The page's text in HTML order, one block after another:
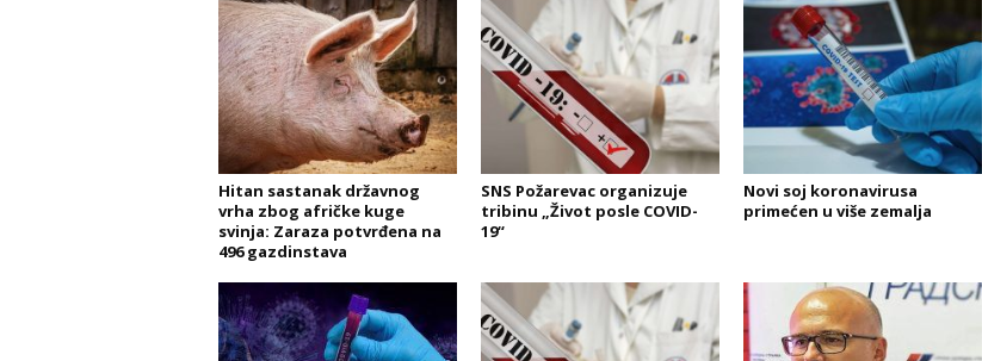
Hitan sastanak državnog
vrha zbog afričke kuge
svinja: Zaraza potvrđena na
496 gazdinstava
SNS Požarevac organizuje
tribinu „Život posle COVID-
19“
Novi soj koronavirusa
primećen u više zemalja